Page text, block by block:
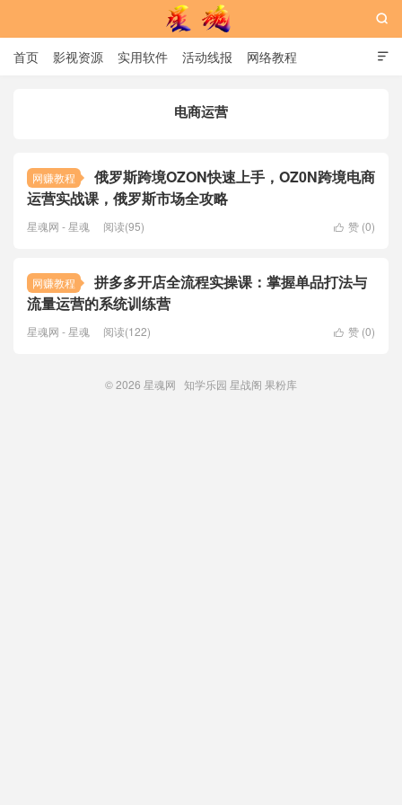

首页 影视资源 实用软件 活动线报 网络教程

电商运营
网赚教程
俄罗斯跨境OZON快速上手，OZ0N跨境电商
运营实战课，俄罗斯市场全攻略
 赞 (0)
星魂网 - 星魂 阅读(95)
网赚教程
拼多多开店全流程实操课：掌握单品打法与
流量运营的系统训练营
 赞 (0)
星魂网 - 星魂 阅读(122)
© 2026 星魂网 知学乐园 星战阁 果粉库